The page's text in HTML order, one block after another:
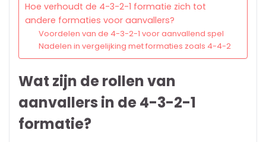
Hoe verhoudt de 4-3-2-1 formatie zich tot
andere formaties voor aanvallers?
Voordelen van de 4-3-2-1 voor aanvallend spel
Nadelen in vergelijking met formaties zoals 4-4-2
Wat zijn de rollen van
aanvallers in de 4-3-2-1
formatie?